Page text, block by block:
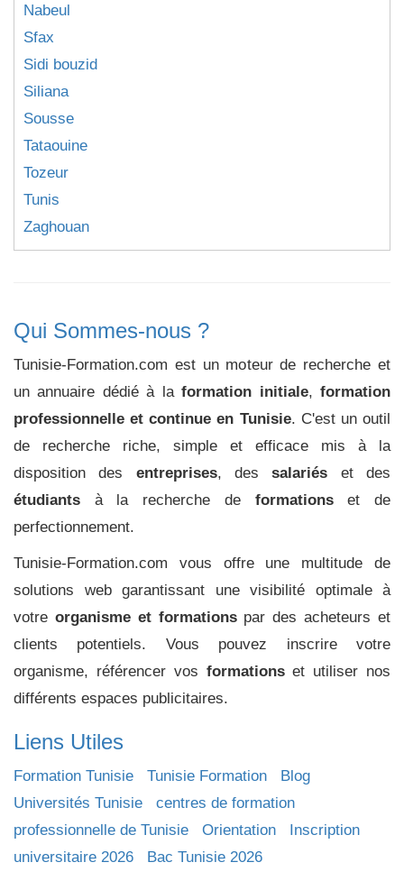
Nabeul
Sfax
Sidi bouzid
Siliana
Sousse
Tataouine
Tozeur
Tunis
Zaghouan
Qui Sommes-nous ?
Tunisie-Formation.com est un moteur de recherche et
un annuaire dédié à laformation initiale,formation
professionnelle et continue en Tunisie. C'est un outil
de recherche riche, simple et efficace mis à la
disposition des entreprises, dessalariés et des
étudiants à la recherche de formationset de
perfectionnement.
Tunisie-Formation.com vous offre une multitude de
solutions web garantissant une visibilité optimale à
votre organisme et formationspar des acheteurs et
clients potentiels. Vous pouvez inscrire votre
organisme, référencer vos formationset utiliser nos
différents espaces publicitaires.
Liens Utiles
Formation Tunisie Tunisie Formation
Blog
Universités Tunisie
centres de formation
professionnelle de Tunisie
Orientation
Inscription
universitaire 2026
Bac Tunisie 2026